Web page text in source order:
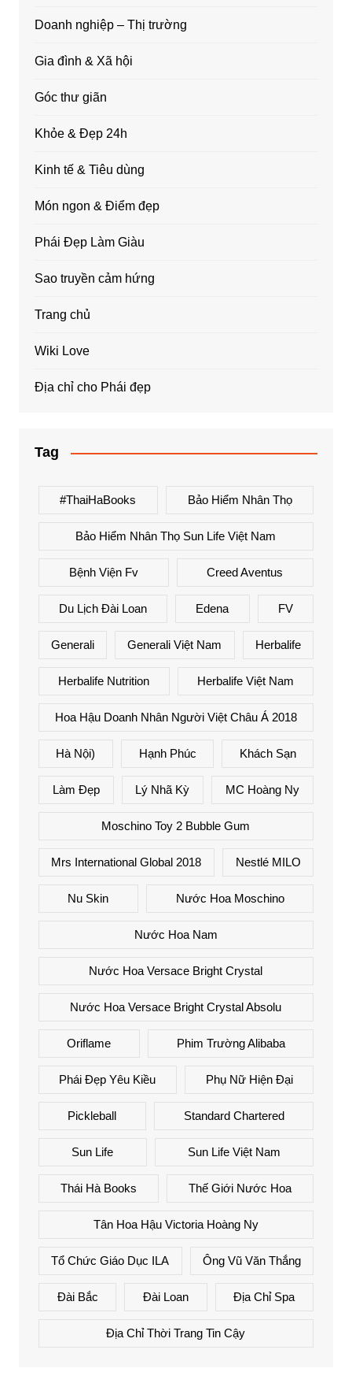
Doanh nghiệp – Thị trường
Gia đình & Xã hội
Góc thư giãn
Khỏe & Đẹp 24h
Kinh tế & Tiêu dùng
Món ngon & Điểm đẹp
Phái Đẹp Làm Giàu
Sao truyền cảm hứng
Trang chủ
Wiki Love
Địa chỉ cho Phái đẹp
Tag
#ThaiHaBooks Bảo Hiểm Nhân Thọ
Bảo Hiểm Nhân Thọ Sun Life Việt Nam
Bệnh Viện Fv Creed Aventus
Du Lịch Đài Loan Edena FV
Generali Generali Việt Nam Herbalife
Herbalife Nutrition Herbalife Việt Nam
Hoa Hậu Doanh Nhân Người Việt Châu Á 2018
Hà Nội) Hạnh Phúc Khách Sạn
Làm Đẹp Lý Nhã Kỳ MC Hoàng Ny
Moschino Toy 2 Bubble Gum
Mrs International Global 2018 Nestlé MILO
Nu Skin Nước Hoa Moschino
Nước Hoa Nam
Nước Hoa Versace Bright Crystal
Nước Hoa Versace Bright Crystal Absolu
Oriflame Phim Trường Alibaba
Phái Đẹp Yêu Kiều Phụ Nữ Hiện Đại
Pickleball Standard Chartered
Sun Life Sun Life Việt Nam
Thái Hà Books Thế Giới Nước Hoa
Tân Hoa Hậu Victoria Hoàng Ny
Tổ Chức Giáo Dục ILA Ông Vũ Văn Thắng
Đài Bắc Đài Loan Địa Chỉ Spa
Địa Chỉ Thời Trang Tin Cậy